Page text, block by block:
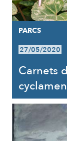
PARCS
27/05/2020
Carnets